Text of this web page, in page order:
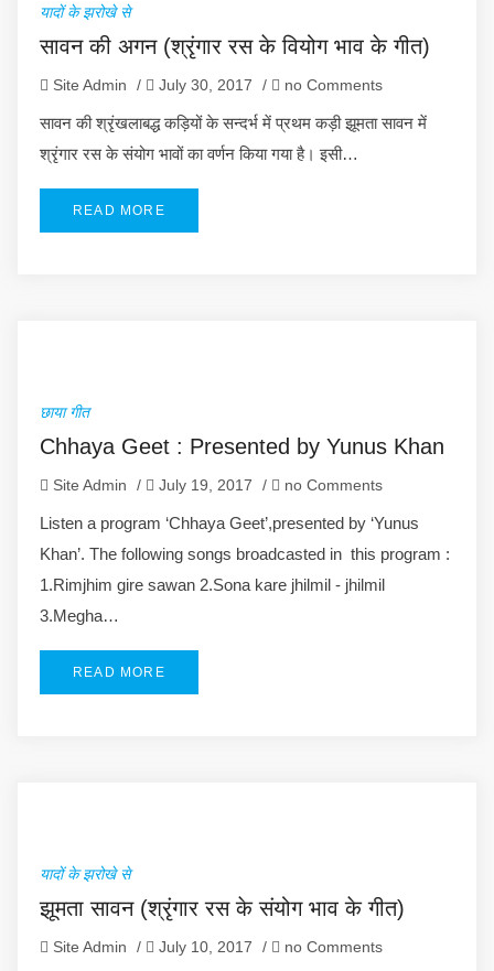
यादों के झरोखे से
सावन की अगन (श्रृंगार रस के वियोग भाव के गीत)
Site Admin / July 30, 2017 / no Comments
सावन की श्रृंखलाबद्ध कड़ियों के सन्दर्भ में प्रथम कड़ी झूमता सावन में
श्रृंगार रस के संयोग भावों का वर्णन किया गया है। इसी…
READ MORE
छाया गीत
Chhaya Geet : Presented by Yunus Khan
Site Admin / July 19, 2017 / no Comments
Listen a program ‘Chhaya Geet’,presented by ‘Yunus
Khan’. The following songs broadcasted in this program :
1.Rimjhim gire sawan 2.Sona kare jhilmil - jhilmil
3.Megha…
READ MORE
यादों के झरोखे से
झूमता सावन (श्रृंगार रस के संयोग भाव के गीत)
Site Admin / July 10, 2017 / no Comments